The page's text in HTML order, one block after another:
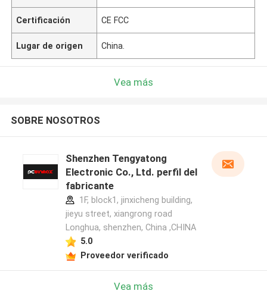
Certificación CE FCC
Lugar de origen China.
Vea más
SOBRE NOSOTROS
Shenzhen Tengyatong
Electronic Co., Ltd. perfil del
fabricante
1F, block1, jinxicheng building,
jieyu street, xiangrong road
Longhua, shenzhen, China ,CHINA
5.0
Proveedor verificado
Vea más